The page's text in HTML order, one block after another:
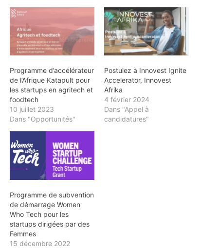
Programme d’accélérateur
de l’Afrique Katapult pour
les startups en agritech et
foodtech
10 juillet 2023
Dans "Opportunités"
Postulez à Innovest Ignite
Accelerator, Innovest
Afrika
4 février 2024
Dans "Appel à
candidatures"
Programme de subvention
de démarrage Women
Who Tech pour les
startups dirigées par des
Femmes
15 décembre 2022